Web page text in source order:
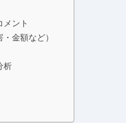
メント
金額など）
析